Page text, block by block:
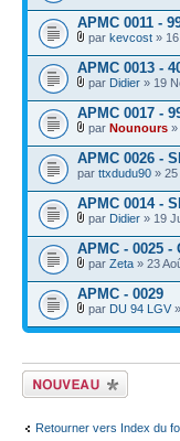
APMC 0011 -
par kevcost »
APMC 0013 -
par Didier » 19
APMC 0017 -
par Nounours »
APMC 0026 -
par ttxdudu90 »
APMC 0014 -
par Didier » 19
APMC - 0025
par Zeta » 23
APMC - 0029
par DU 94 LGV
Écrire un nouveau
sujet
Retourner vers Index du